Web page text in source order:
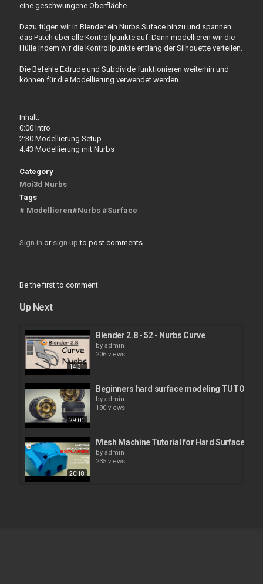
eine geschwungene Oberfläche.
Dazu fügen wir in Blender ein Nurbs Suface hinzu und spannen
das Patch über alle Kontrollpunkte auf. Dann modellieren wir die
Hülle indem wir die Kontrollpunkte entlang der Silhouette verteilen.
Die Befehle Extrude und Subdivide funktionieren weiterhin und
können für die Modellierung verwendet werden.
Inhalt:
0:00 Intro
2:30 Modellierung Setup
4:43 Modellierung mit Nurbs
Category
Moi3d Nurbs
Tags
# Modellieren#Nurbs #Surface
Sign in or sign up to post comments.
Be the first to comment
Up Next
14:31
Blender 2.8 - 52 - Nurbs Curve
by admin
206 views
29:01
Beginners hard surface modeling
by admin
190 views
20:18
Mesh Machine Tutorial for Hard Surface in
by admin
235 views